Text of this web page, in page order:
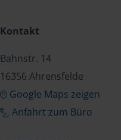
Kontakt
Bahnstr. 14
16356 Ahrensfelde
Google Maps zeigen
Anfahrt zum Büro